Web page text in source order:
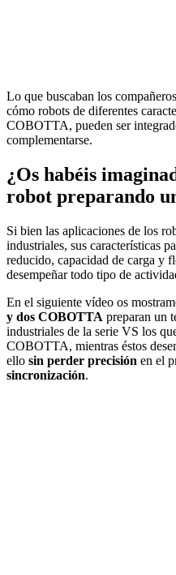
Lo que buscaban los
cómo robots de diferentes
COBOTTA, pueden ser
complementarse.
¿Os habéis
robot preparando
Si bien las aplicaciones de los
industriales, sus características
reducido, capacidad de carga y
desempeñar todo tipo de
En el siguiente vídeo os
y dos COBOTTA preparan un
industriales de la serie VS los
COBOTTA, mientras éstos
ello sin perder precisión en el
sincronización.